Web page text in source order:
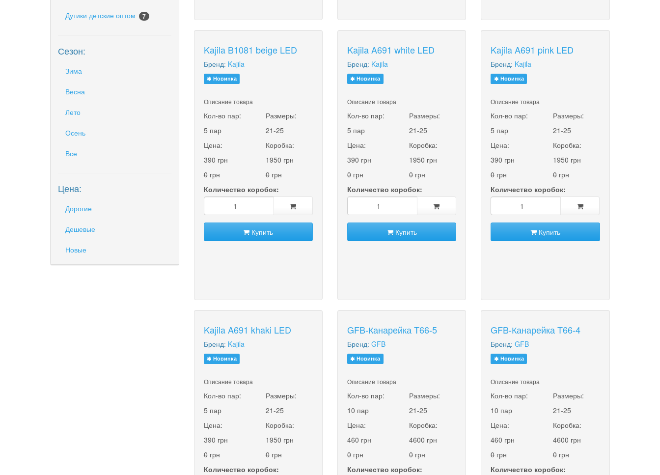
Дутики детские оптом 7
Сезон:
Зима
Весна
Лето
Осень
Все
Цена:
Дорогие
Дешевые
Новые
Kajila B1081 beige LED
Бренд: Kajila
Новинка
Описание товара
Кол-во пар:
5 пар
Размеры:
21-25
Цена:
390 грн
0грн
Коробка:
1950 грн
0грн
Количество коробок:
Купить
Kajila A691 white LED
Бренд: Kajila
Новинка
Описание товара
Кол-во пар:
5 пар
Размеры:
21-25
Цена:
390 грн
0грн
Коробка:
1950 грн
0грн
Количество коробок:
Купить
Kajila A691 pink LED
Бренд: Kajila
Новинка
Описание товара
Кол-во пар:
5 пар
Размеры:
21-25
Цена:
390 грн
0грн
Коробка:
1950 грн
0грн
Количество коробок:
Купить
Kajila A691 khaki LED
Бренд: Kajila
Новинка
Описание товара
Кол-во пар:
5 пар
Размеры:
21-25
Цена:
390 грн
0грн
Коробка:
1950 грн
0грн
Количество коробок:
GFB-Канарейка T66-5
Бренд: GFB
Новинка
Описание товара
Кол-во пар:
10 пар
Размеры:
21-25
Цена:
460 грн
0грн
Коробка:
4600 грн
0грн
Количество коробок:
GFB-Канарейка T66-4
Бренд:GFB
Новинка
Описание товара
Кол-во пар:
10 пар
Размеры:
21-25
Цена:
460 грн
0грн
Коробка:
4600 грн
0грн
Количество коробок: